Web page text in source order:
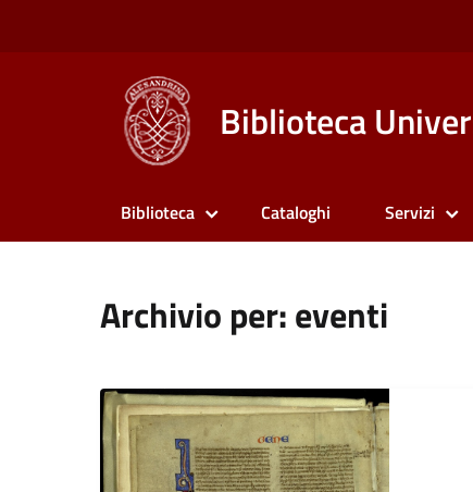
Biblioteca
Biblioteca Cataloghi Servizi
Archivio per: eventi